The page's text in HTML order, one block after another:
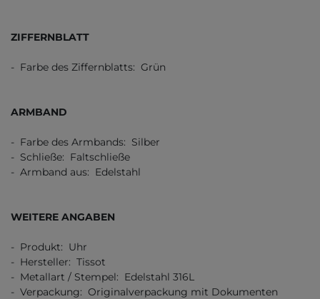
ZIFFERNBLATT
- Farbe des Ziffernblatts: Grün
ARMBAND
- Farbe des Armbands: Silber
- Schließe: Faltschließe
- Armband aus: Edelstahl
WEITERE ANGABEN
- Produkt: Uhr
- Hersteller: Tissot
- Metallart / Stempel: Edelstahl 316L
- Verpackung: Originalverpackung mit Dokumenten